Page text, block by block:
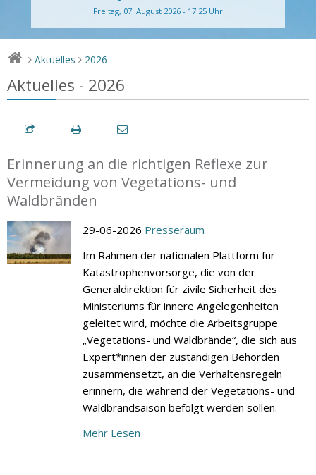
Freitag, 07. August 2026 - 17:25 Uhr
> Aktuelles > 2026
Aktuelles - 2026
Erinnerung an die richtigen Reflexe zur
Vermeidung von Vegetations- und
Waldbränden
29-06-2026 Presseraum
Im Rahmen der nationalen Plattform für
Katastrophenvorsorge, die von der
Generaldirektion für zivile Sicherheit des
Ministeriums für innere Angelegenheiten
geleitet wird, möchte die Arbeitsgruppe
„Vegetations- und Waldbrände“, die sich aus
Expert*innen der zuständigen Behörden
zusammensetzt, an die Verhaltensregeln
erinnern, die während der Vegetations- und
Waldbrandsaison befolgt werden sollen.
Mehr Lesen